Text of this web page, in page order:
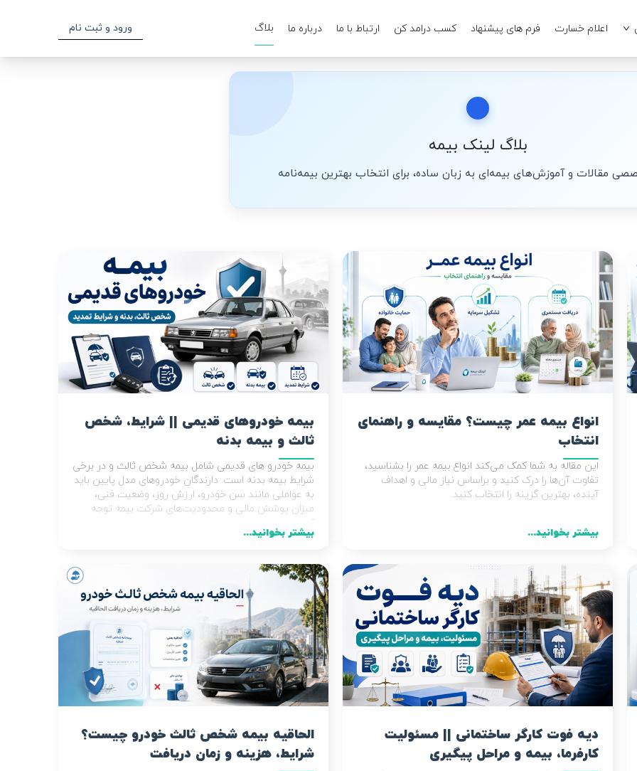
اعلام خسارت فرم های پیشنهاد کسب درامد کن ارتباط با ما درباره ما بلاگ ورود و ثبت نام
بلاگ لینک بیمه
مقالات و آموزش‌های بیمه‌ای به زبان ساده، برای انتخاب بهترین بیمه‌نامه
انواع بیمه عمر چیست؟ مقایسه و راهنمای
انتخاب
این مقاله به شما کمک می‌کند انواع بیمه عمر را بشناسید،
تفاوت آن‌ها را درک کنید و براساس نیاز مالی و اهداف
آینده، بهترین گزینه را انتخاب کنید.
بیشتر بخوانید...
بیمه خودروهای قدیمی || شرایط، شخص
ثالث و بیمه بدنه
بیمه خودرو های قدیمی شامل بیمه شخص ثالث و در برخی
شرایط بیمه بدنه است. دارندگان خودروهای مدل پایین باید
به عواملی مانند سن خودرو، ارزش روز، وضعیت فنی،
میزان پوشش مالی و محدودیت‌های شرکت بیمه توجه
کنند.
بیشتر بخوانید...
دیه فوت کارگر ساختمانی || مسئولیت
کارفرما، بیمه و مراحل پیگیری
الحاقیه بیمه شخص ثالث خودرو چیست؟
شرایط، هزینه و زمان دریافت